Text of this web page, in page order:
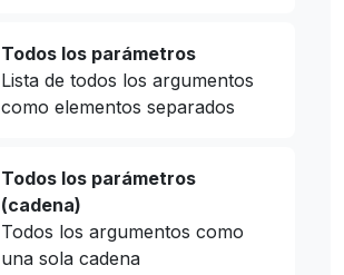
Todos los parámetros
Lista de todos los argumentos
como elementos separados
Todos los parámetros
(cadena)
Todos los argumentos como
una sola cadena